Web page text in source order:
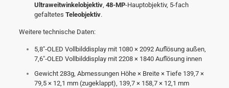
Ultraweitwinkelobjektiv, 48-MP-Hauptobjektiv, 5-fach
gefaltetes Teleobjektiv.
Weitere technische Daten:
5,8″‑OLED Vollbilddisplay mit 1080 × 2092 Auflösung außen,
7,6″‑OLED Vollbilddisplay mit 2208 × 1840 Auflösung innen
Gewicht 283g, Abmessungen Höhe × Breite × Tiefe 139,7 ×
79,5 × 12,1 mm (zugeklappt), 139,7 × 158,7 × 12,1 mm